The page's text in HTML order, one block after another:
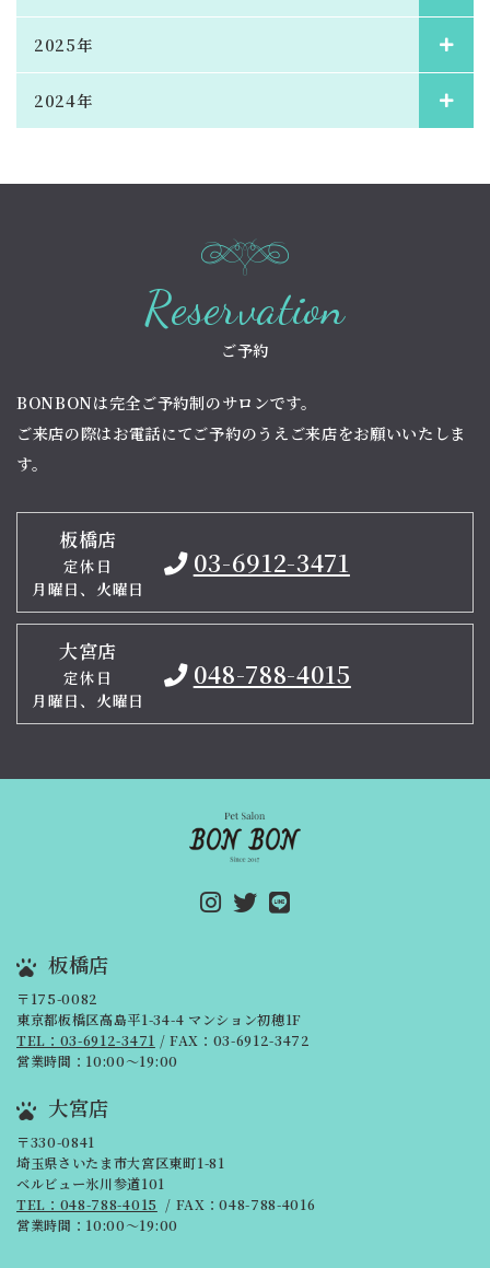
2025年
2024年
Reservation
ご予約
BONBONは完全ご予約制のサロンです。
ご来店の際はお電話にてご予約のうえご来店をお願いいたしま
す。
板橋店
定休日
月曜日、火曜日
03-6912-3471
大宮店
定休日
月曜日、火曜日
048-788-4015
板橋店
〒175-0082
東京都板橋区高島平1-34-4 マンション初穂1F
TEL：03-6912-3471 / FAX：03-6912-3472
営業時間：10:00～19:00
大宮店
〒330-0841
埼玉県さいたま市大宮区東町1-81
ベルビュー氷川参道101
TEL：048-788-4015 / FAX：048-788-4016
営業時間：10:00～19:00